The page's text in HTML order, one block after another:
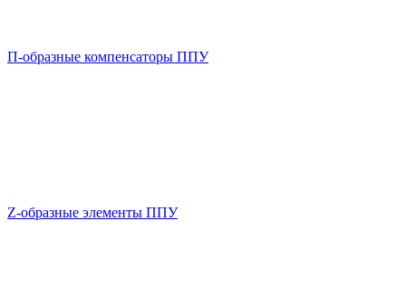
П-образные компенсаторы ППУ
Z-образные элементы ППУ